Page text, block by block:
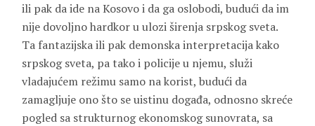
ili pak da ide na Kosovo i da ga oslobodi, budući da im
nije dovoljno hardkor u ulozi širenja srpskog sveta.
Ta fantazijska ili pak demonska interpretacija kako
srpskog sveta, pa tako i policije u njemu, služi
vladajućem režimu samo na korist, budući da
zamagljuje ono što se uistinu događa, odnosno skreće
pogled sa strukturnog ekonomskog sunovrata, sa